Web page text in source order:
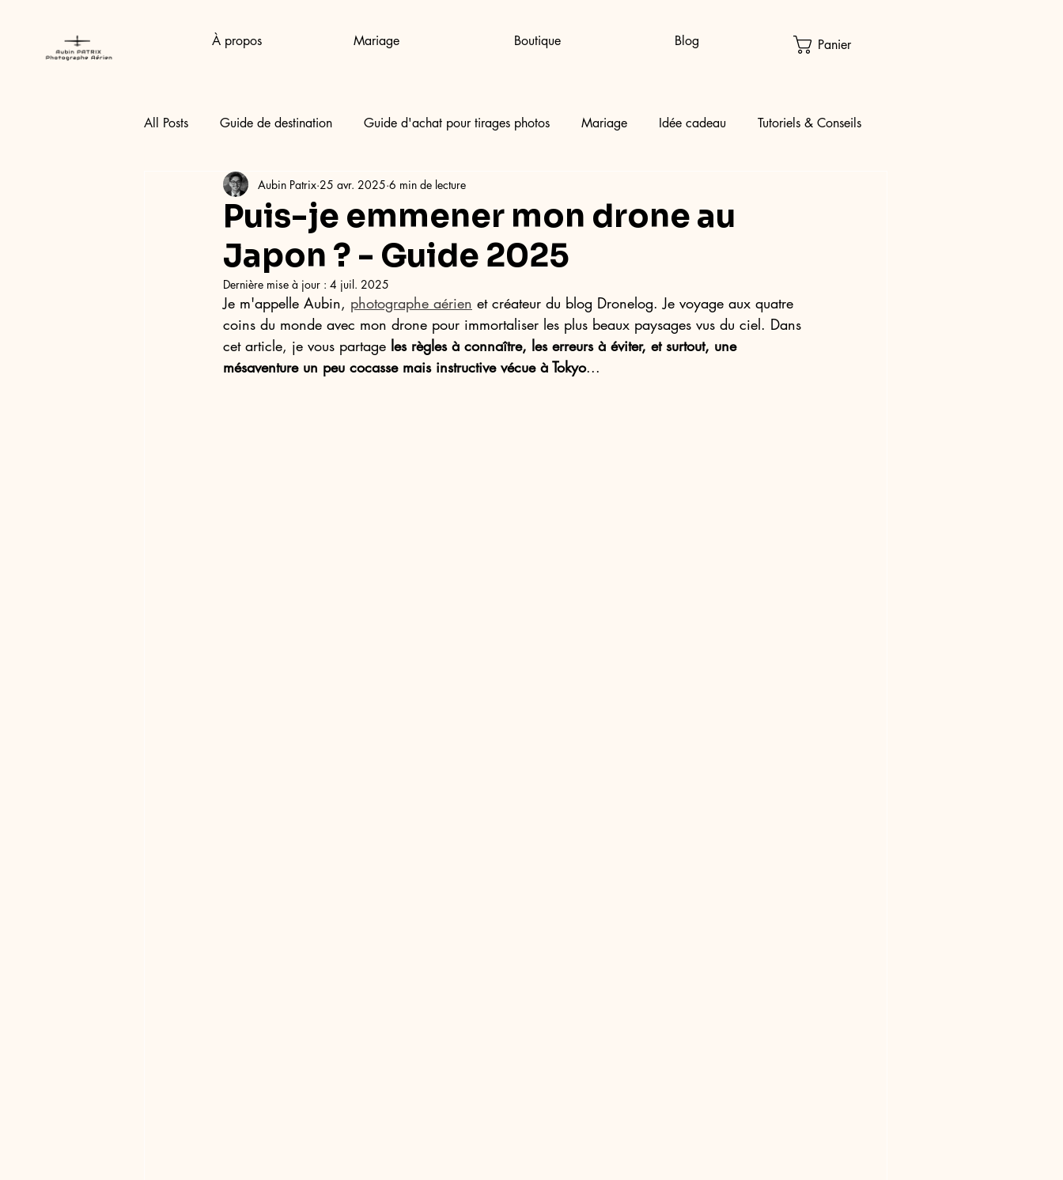
À propos Mariage Boutique Blog Panier
All Posts Guide de destination Guide d'achat pour tirages photos Mariage Idée cadeau Tutoriels & Conseils
Puis-je emmener mon drone au
Japon ? - Guide 2025
Aubin Patrix 25 avr. 2025 6 min de lecture
Dernière mise à jour : 4 juil. 2025
Je m'appelle Aubin, photographe aérien et créateur du blog Dronelog. Je voyage aux quatre
coins du monde avec mon drone pour immortaliser les plus beaux paysages vus du ciel. Dans
cet article, je vous partage les règles à connaître, les erreurs à éviter, et surtout, une
mésaventure un peu cocasse mais instructive vécue à Tokyo...